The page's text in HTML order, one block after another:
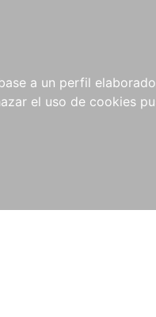
a un perfil
el uso de cookies
NOTICIAS
COMPRAS